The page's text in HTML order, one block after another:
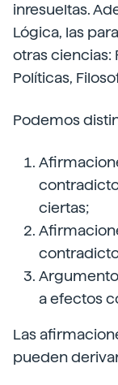
inresueltas.
Lógica, las
otras ciencias:
Políticas,
Podemos
ciertas;
a efectos
Las
pueden